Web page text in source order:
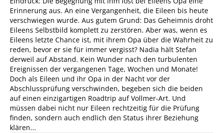
Erinnerung aus. An eine Vergangenheit, die Eileen bis heute
verschwiegen wurde. Aus gutem Grund: Das Geheimnis droht
Eileens Selbstbild komplett zu zerstören. Aber was, wenn es
Eileens letzte Chance ist, mit ihrem Opa über die Wahrheit zu
reden, bevor er sie für immer vergisst? Nadia hält Stefan
derweil auf Abstand. Kein Wunder nach den turbulenten
Ereignissen der vergangenen Tage, Wochen und Monate!
Doch als Eileen und ihr Opa in der Nacht vor der
Abschlussprüfung verschwinden, begeben sich die beiden
auf einen einzigartigen Roadtrip auf Vollmer-Art. Und
müssen dabei nicht nur Eileen rechtzeitig für die Prüfung
finden, sondern auch endlich den Status ihrer Beziehung
klären...